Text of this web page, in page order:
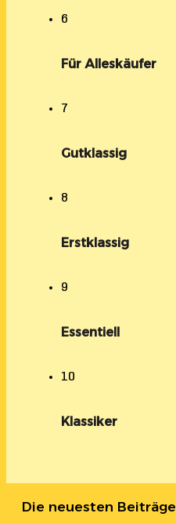
6
Für Alleskäufer
7
Gutklassig
8
Erstklassig
9
Essentiell
10
Klassiker
Die neuesten Beiträge